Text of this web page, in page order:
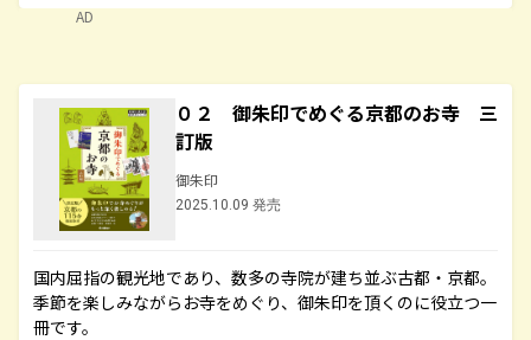
AD
０２ 御朱印でめぐる京都のお寺 三
訂版
御朱印
2025.10.09 発売
国内屈指の観光地であり、数多の寺院が建ち並ぶ古都・京都。
季節を楽しみながらお寺をめぐり、御朱印を頂くのに役立つ一
冊です。